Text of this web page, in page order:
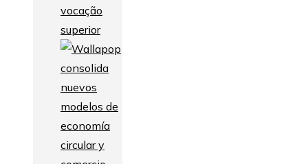
vocação
superior